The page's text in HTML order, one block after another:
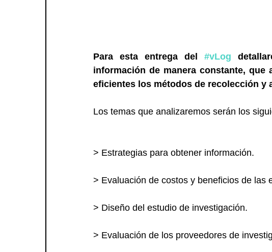
Para esta entrega del #vLog
información de manera constante,
eficientes los métodos de recolección y
Los temas que analizaremos serán los
> Estrategias para obtener información.
> Evaluación de costos y beneficios de las
> Diseño del estudio de investigación.
> Evaluación de los proveedores de